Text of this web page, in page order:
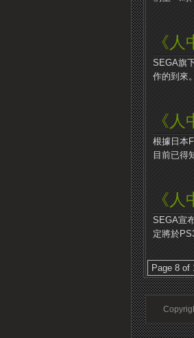
《
SEGA旗
作的到來
《
根據日本
目前已得
《
SEGA宣
定將於
Page 8 of